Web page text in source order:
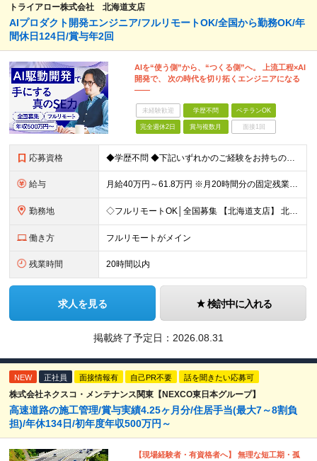
トライアロー株式会社 北海道支店
AIプロダクト開発エンジニア/フルリモートOK/全国から勤務OK/年
間休日124日/賞与年2回
AIを“使う側”から、“つくる側”へ。 上流工程×AI
開発で、 次の時代を切り拓くエンジニアになる
――
未経験歓迎 学歴不問 ベテランOK
完全週休2日 賞与複数月 面接1回
応募資格 ◆学歴不問 ◆下記いずれかのご経験をお持ちの方 ・Webアプリケーション開発の実務経験（目安：7年以上） ・要件定義・基本設計など、上流工程の経験（目安：3年以上） ・Pythonでの開発経験（目安：
給与 月給40万円～61.8万円 ※月20時間分の固定残業代（58,000円～）を含む。超過時間分を別途支給 ※年齢、経験、スキル、前職給与などを考慮のうえ、決定いたします。 ※試用期間6ヶ月あり。期間中
勤務地 ◇フルリモートOK│全国募集 【北海道支店】 北海道札幌市中央区南一条西2丁目5番地 ※(変更の範囲)上記を除く当社関連勤務地 ※通勤不要
働き方 フルリモートがメイン
残業時間 20時間以内
求人を見る 検討中に入れる
掲載終了予定日： 2026.08.31
NEW 正社員 面接情報有 自己PR不要 話を聞きたい応募可
株式会社ネクスコ・メンテナンス関東【NEXCO東日本グループ】
高速道路の施工管理/賞与実績4.25ヶ月分/住居手当(最大7～8割負
担)/年休134日/初年度年収500万円～
【現場経験者・有資格者へ】 無理な短工期・孤